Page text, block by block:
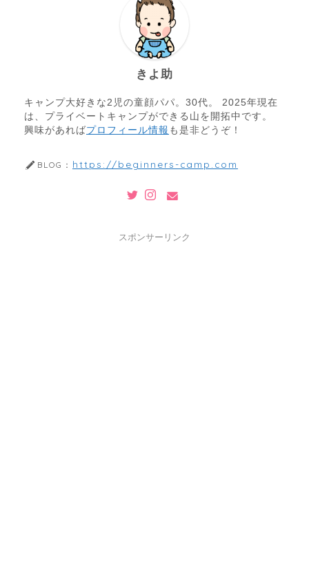
きよ助
キャンプ大好きな2児の童顔パパ。30代。 2025年現在
は、プライベートキャンプができる山を開拓中です。
興味があればプロフィール情報 も是非どうぞ！
BLOG： https://beginners-camp.com
スポンサーリンク